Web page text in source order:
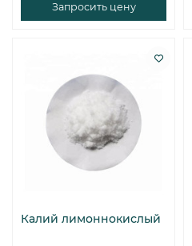
Запросить цену
Калий лимоннокислый